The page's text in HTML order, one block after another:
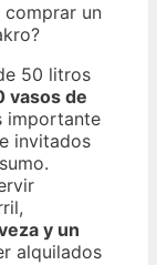
comprar un
50 litros
vasos de
importante
invitados
y un
alquilados